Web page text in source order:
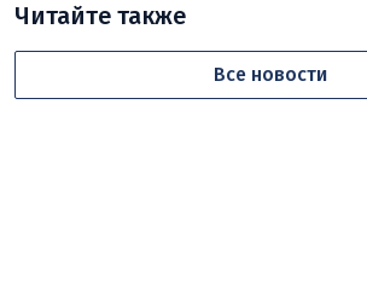
Читайте также
Все новости